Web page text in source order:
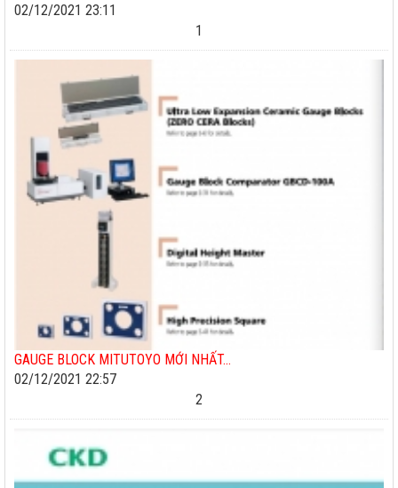
02/12/2021 23:11
1
GAUGE BLOCK MITUTOYO MỚI NHẤT...
02/12/2021 22:57
2